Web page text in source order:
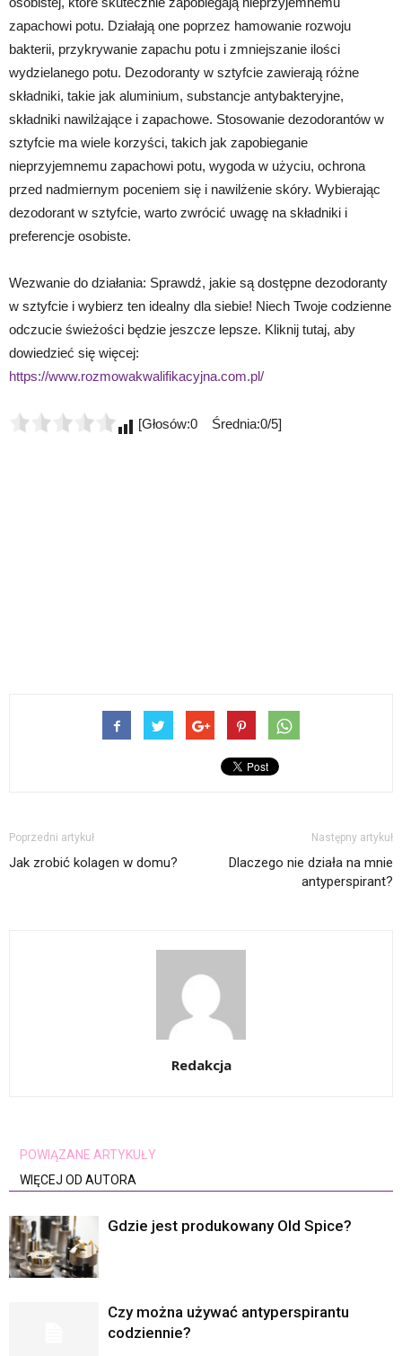
zapachowi potu. Działają one poprzez hamowanie rozwoju
bakterii, przykrywanie zapachu potu i zmniejszanie ilości
wydzielanego potu. Dezodoranty w sztyfcie zawierają różne
składniki, takie jak aluminium, substancje antybakteryjne,
składniki nawilżające i zapachowe. Stosowanie dezodorantów w
sztyfcie ma wiele korzyści, takich jak zapobieganie
nieprzyjemnemu zapachowi potu, wygoda w użyciu, ochrona
przed nadmiernym poceniem się i nawilżenie skóry. Wybierając
dezodorant w sztyfcie, warto zwrócić uwagę na składniki i
preferencje osobiste.
Wezwanie do działania: Sprawdź, jakie są dostępne dezodoranty
w sztyfcie i wybierz ten idealny dla siebie! Niech Twoje codzienne
odczucie świeżości będzie jeszcze lepsze. Kliknij tutaj, aby
dowiedzieć się więcej:
https://www.rozmowakwalifikacyjna.com.pl/
[Głosów:0 Średnia:0/5]
Poprzedni artykuł
Jak zrobić kolagen w domu?
Następny artykuł
Dlaczego nie działa na mnie
antyperspirant?
Redakcja
POWIĄZANE ARTYKUŁY
WIĘCEJ OD AUTORA
Gdzie jest produkowany Old Spice?
Czy można używać antyperspirantu
codziennie?